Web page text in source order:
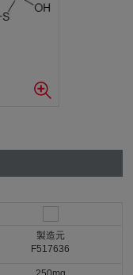
製造元
F517636